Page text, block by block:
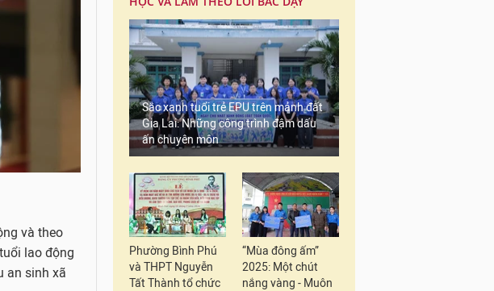
và theo
lao động
an sinh xã
Sắc xanh tuổi trẻ EPU trên mảnh đất
Gia Lai: Những công trình đậm dấu
ấn chuyên môn
Phường Bình Phú
và THPT Nguyễn
Tất Thành tổ chức
“Mùa đông ấm”
2025: Một chút
nắng vàng - Muôn